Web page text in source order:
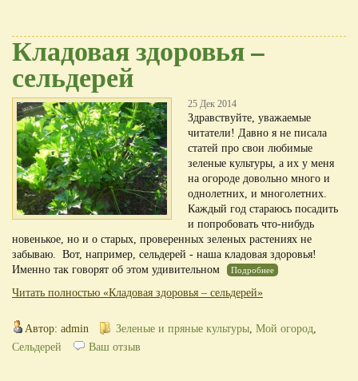
Кладовая здоровья –
сельдерей
25 Дек 2014
Здравствуйте, уважаемые
читатели! Давно я не писала
статей про свои любимые
зеленые культуры, а их у меня
на огороде довольно много и
однолетних, и многолетних.
Каждый год стараюсь посадить
и попробовать что-нибудь
новенькое, но и о старых, проверенных зеленых растениях не
забываю. Вот, например, сельдерей - наша кладовая здоровья!
Именно так говорят об этом удивительном
Подробнее
Читать полностью «Кладовая здоровья – сельдерей»
Автор: admin Зеленые и пряные культуры, Мой огород,
Сельдерей
Ваш отзыв